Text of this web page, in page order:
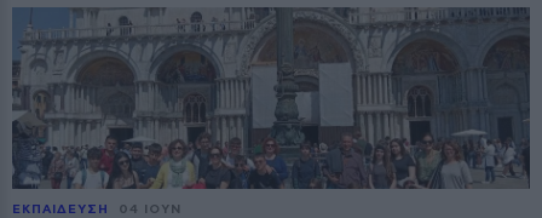
ΕΚΠΑΙΔΕΥΣΗ 04 ΙΟΥΝ